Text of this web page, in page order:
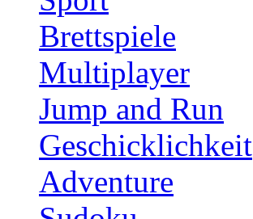
Brettspiele
Multiplayer
Jump and Run
Geschicklichkeit
Adventure